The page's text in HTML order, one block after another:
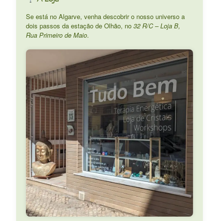
Se está no Algarve, venha descobrir o nosso universo a
dois passos da estação de Olhão, no 32 R/C – Loja B,
Rua Primeiro de Maio.